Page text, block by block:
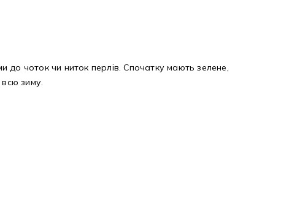
до чоток чи ниток перлів. Спочатку мають зелене,
зиму.